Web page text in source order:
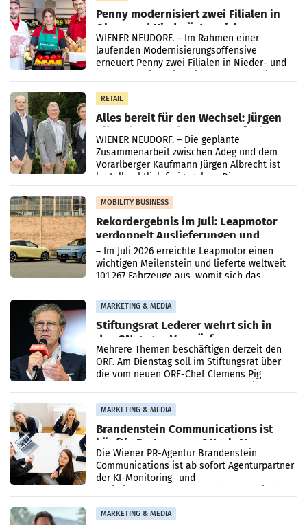
Penny modernisiert zwei Filialen in
Ober- und Niederösterreich
WIENER NEUDORF. – Im Rahmen einer
laufenden Modernisierungsoffensive
erneuert Penny zwei Filialen in Nieder- und
RETAIL
Alles bereit für den Wechsel: Jürgen
Albrecht setzt ab 1.1.2027 auf Adeg
WIENER NEUDORF. – Die geplante
Zusammenarbeit zwischen Adeg und dem
Vorarlberger Kaufmann Jürgen Albrecht ist
kartellrechtlich freigegeben: Die
Bundeswettbewerbsbehörde und der
Bundeskartellanwalt
MOBILITY BUSINESS
Rekordergebnis im Juli: Leapmotor
verdoppelt Auslieferungen und
überschreitet die 100.000er-Marke
– Im Juli 2026 erreichte Leapmotor einen
wichtigen Meilenstein und lieferte weltweit
101.267 Fahrzeuge aus, womit sich das
Ergebnis gegenüber Juli 2025 mehr als
verdoppelte (+102
MARKETING & MEDIA
Stiftungsrat Lederer wehrt sich in
den SN gegen Vorwürfe
Mehrere Themen beschäftigen derzeit den
ORF. Am Dienstag soll im Stiftungsrat über
die vom neuen ORF-Chef Clemens Pig
MARKETING & MEDIA
Brandenstein Communications ist
künftig Partner von OtterlyAI
Die Wiener PR-Agentur Brandenstein
Communications ist ab sofort Agenturpartner
der KI-Monitoring- und
MARKETING & MEDIA